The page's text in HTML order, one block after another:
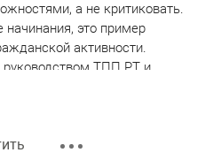
а не критиковать.
это пример
активности.
руководством ТПП РТ и
конкретно, каким
такие услуги по выходу
рынки.